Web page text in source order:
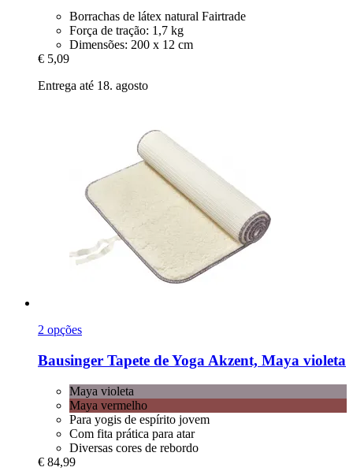
Borrachas de látex natural Fairtrade
Força de tração: 1,7 kg
Dimensões: 200 x 12 cm
€ 5,09
Entrega até 18. agosto
2 opções
Bausinger Tapete de Yoga Akzent, Maya violeta
Maya violeta
Maya vermelho
Para yogis de espírito jovem
Com fita prática para atar
Diversas cores de rebordo
€ 84,99